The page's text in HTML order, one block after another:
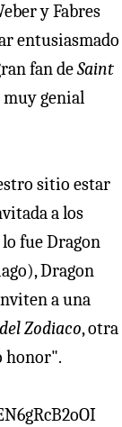
y Fabres
entusiasmado
fan deSaint
muy genial
sitio estar
a los
fue Dragon
Dragon
a una
Zodiaco, otra
honor".